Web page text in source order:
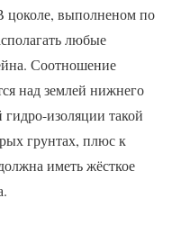
цоколе, выполненом по
любые
Соотношение
над землей нижнего
изоляции такой
грунтах, плюс к
иметь жёсткое